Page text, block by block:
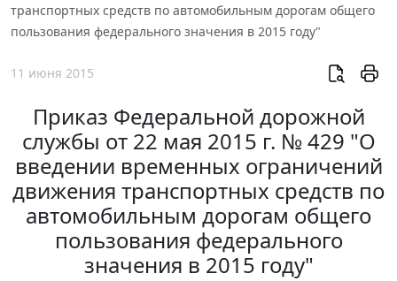
транспортных средств по автомобильным дорогам общего
пользования федерального значения в 2015 году"
11 июня 2015
Приказ Федеральной дорожной
службы от 22 мая 2015 г. № 429 "О
введении временных ограничений
движения транспортных средств по
автомобильным дорогам общего
пользования федерального
значения в 2015 году"